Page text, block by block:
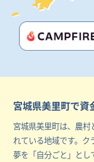
宮城県美里町で資
宮城県美里町は、農
れている地域です。
夢を「自分ごと」とし